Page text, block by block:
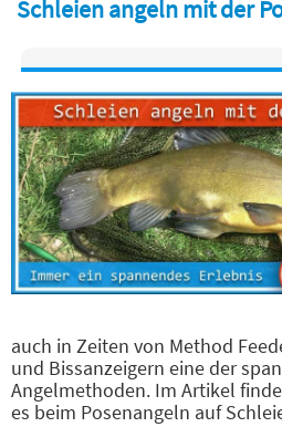
Schleien angeln mit der
auch in Zeiten von Method
und Bissanzeigern eine der
Angelmethoden. Im Artikel
es beim Posenangeln auf